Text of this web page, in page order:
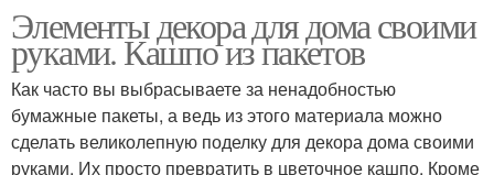
Элементы декора для дома своими
руками. Кашпо из пакетов
Как часто вы выбрасываете за ненадобностью
бумажные пакеты, а ведь из этого материала можно
сделать великолепную поделку для декора дома своими
руками. Их просто превратить в цветочное кашпо. Кроме